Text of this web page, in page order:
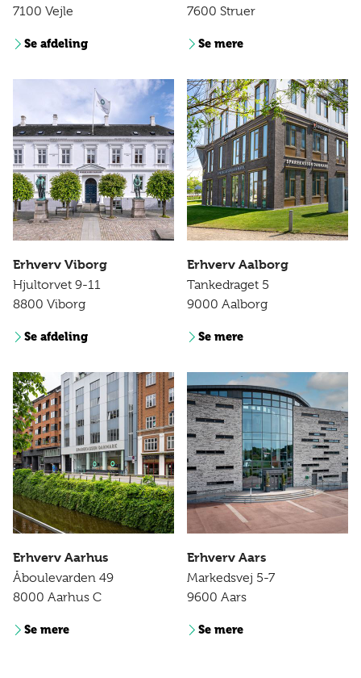
7100 Vejle
Se afdeling
7600 Struer
Se mere
Erhverv Viborg
Hjultorvet 9-11
8800 Viborg
Se afdeling
Erhverv Aalborg
Tankedraget 5
9000 Aalborg
Se mere
Erhverv Aarhus
Åboulevarden 49
8000 Aarhus C
Se mere
Erhverv Aars
Markedsvej 5-7
9600 Aars
Se mere